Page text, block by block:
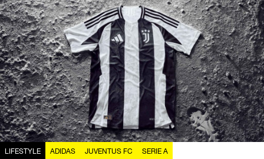
LIFESTYLE ADIDAS JUVENTUS FC SERIE A